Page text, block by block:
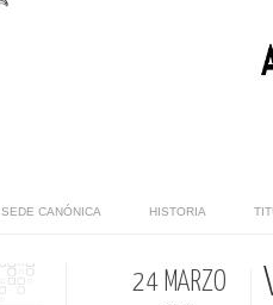
SEDE CANÓNICA HISTORIA
24 MARZO